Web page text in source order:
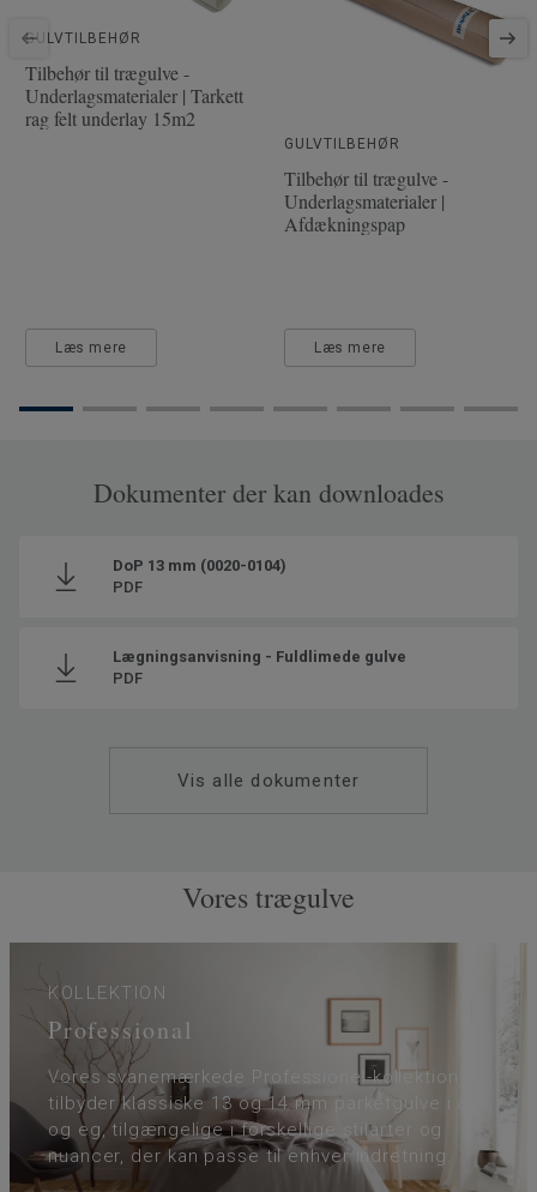
Længde
Slitskiktsdybde
19.4 cm
GULVTILBEHØR
Tilbehør til trægulve -
Underlagsmaterialer | Tarkett
rag felt underlay 15m2
Læs mere
GULVTILBEHØR
Tilbehør til trægulve -
Underlagsmaterialer |
Afdækningspap
Læs mere
Dokumenter der kan downloades
DoP 13 mm (0020-0104)
PDF
Lægningsanvisning - Fuldlimede gulve
PDF
Vis alle dokumenter
Vores trægulve
KOLLEKTION
Professional
Vores svanemærkede Professionel-kollektion
tilbyder klassiske 13 og 14 mm parketgulve i ask
og eg, tilgængelige i forskellige stilarter og
nuancer, der kan passe til enhver indretning.